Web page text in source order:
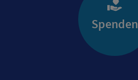
Spenden